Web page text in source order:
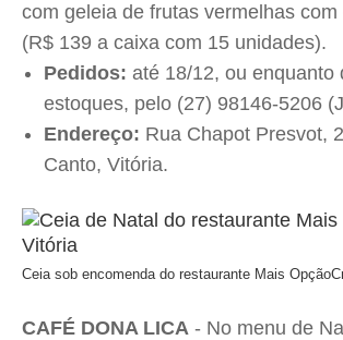
com geleia de frutas vermelhas
(R$ 139 a caixa com 15 unidades).
Pedidos: até 18/12, ou enquanto
estoques, pelo (27) 98146-5206
Endereço: Rua Chapot Presvot,
Canto, Vitória.
Ceia sob encomenda do restaurante Mais Opção
CAFÉ DONA LICA - No menu de